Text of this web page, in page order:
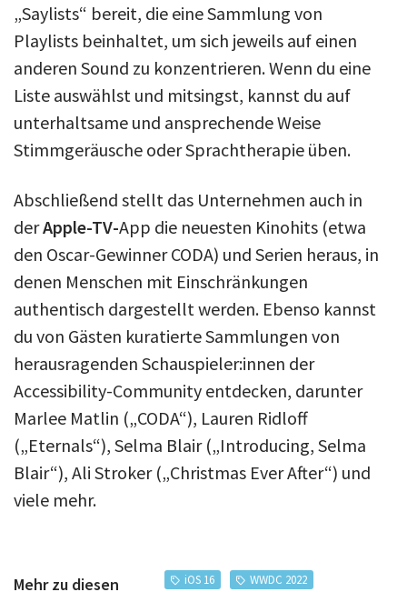
„Saylists“ bereit, die eine Sammlung von
Playlists beinhaltet, um sich jeweils auf einen
anderen Sound zu konzentrieren. Wenn du eine
Liste auswählst und mitsingst, kannst du auf
unterhaltsame und ansprechende Weise
Stimmgeräusche oder Sprachtherapie üben.
Abschließend stellt das Unternehmen auch in
derApple-TV-App die neuesten Kinohits (etwa
den Oscar-Gewinner CODA) und Serien heraus, in
denen Menschen mit Einschränkungen
authentisch dargestellt werden. Ebenso kannst
du von Gästen kuratierte Sammlungen von
herausragenden Schauspieler:innen der
Accessibility-Community entdecken, darunter
Marlee Matlin („CODA“), Lauren Ridloff
(„Eternals“), Selma Blair („Introducing, Selma
Blair“), Ali Stroker („Christmas Ever After“) und
viele mehr.
Mehr zu diesen
iOS 16
WWDC 2022